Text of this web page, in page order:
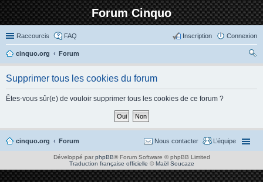
Forum Cinquo
Raccourcis FAQ Connexion
Inscription
cinquo.org
Forum
Supprimer tous les cookies du forum
Êtes-vous sûr(e) de vouloir supprimer tous les cookies de ce forum ?
cinquo.org Forum L’équipe
Nous contacter
Développé par phpBB® Forum Software © phpBB Limited
Traduction française officielle ©Maël Soucaze